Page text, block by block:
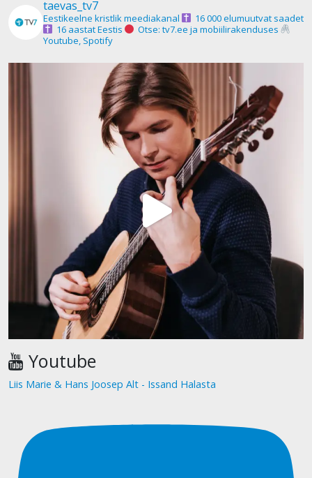
taevas_tv7
Eestikeelne kristlik meediakanal
16 000 elumuutvat saadet
16 aastat Eestis
Otse: tv7.ee ja mobiilirakenduses
Youtube, Spotify
Youtube
Liis Marie & Hans Joosep Alt - Issand Halasta